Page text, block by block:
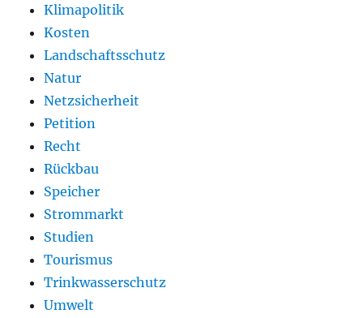
Klimapolitik
Kosten
Landschaftsschutz
Natur
Netzsicherheit
Petition
Recht
Rückbau
Speicher
Strommarkt
Studien
Tourismus
Trinkwasserschutz
Umwelt